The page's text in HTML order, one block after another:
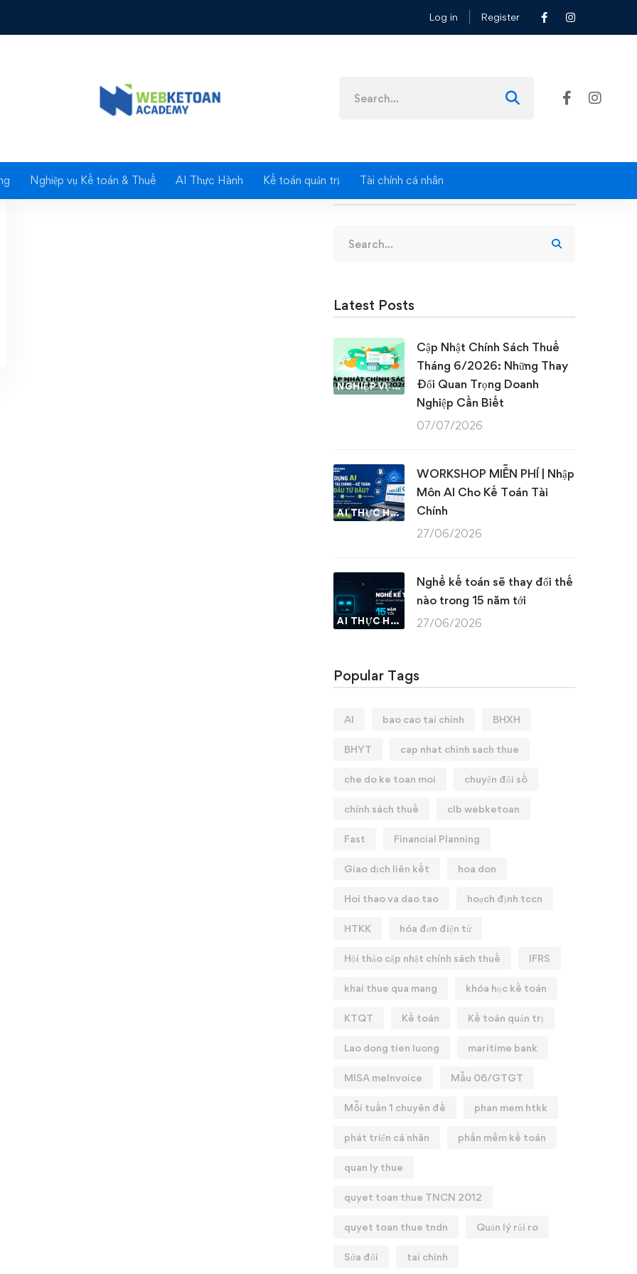
Log in Register
for:
Nghiệp vụ Kế toán & Thuế AI Thực Hành Kế toán quản trị Tài chính cá nhân
for:
Latest Posts
NGHIỆP VỤ KẾ TOÁN & THUẾ
Cập Nhật Chính Sách Thuế
Tháng 6/2026: Những Thay
Đổi Quan Trọng Doanh
Nghiệp Cần Biết
07/07/2026
AI THỰC HÀNH
WORKSHOP MIỄN PHÍ | Nhập
Môn AI Cho Kế Toán Tài
Chính
27/06/2026
AI THỰC HÀNH
Nghề kế toán sẽ thay đổi thế
nào trong 15 năm tới
27/06/2026
Popular Tags
AI bao cao tai chinh BHXH
BHYT cap nhat chinh sach thue
che do ke toan moi chuyển đổi số
chính sách thuế clb webketoan
Fast Financial Planning
Giao dịch liên kết hoa don
Hoi thao va dao tao hoạch định tccn
HTKK hóa đơn điện tử
Hội thảo cập nhật chính sách thuế IFRS
khai thue qua mang khóa học kế toán
KTQT Kế toán Kế toán quản trị
Lao dong tien luong maritime bank
MISA meInvoice Mẫu 06/GTGT
Mỗi tuần 1 chuyên đề phan mem htkk
phát triển cá nhân phần mềm kế toán
quan ly thue
quyet toan thue TNCN 2012
quyet toan thue tndn Quản lý rủi ro
Sửa đổi tai chinh